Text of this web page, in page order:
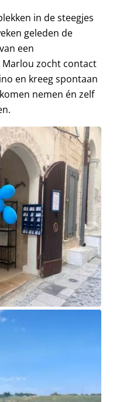
in de steegjes
geleden de
een
zocht contact
en kreeg spontaan
nemen én zelf